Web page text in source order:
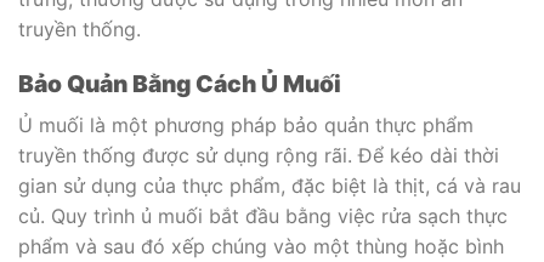
truyền thống.
Bảo Quản Bằng Cách Ủ Muối
Ủ muối là một phương pháp bảo quản thực phẩm
truyền thống được sử dụng rộng rãi. Để kéo dài thời
gian sử dụng của thực phẩm, đặc biệt là thịt, cá và rau
củ. Quy trình ủ muối bắt đầu bằng việc rửa sạch thực
phẩm và sau đó xếp chúng vào một thùng hoặc bình